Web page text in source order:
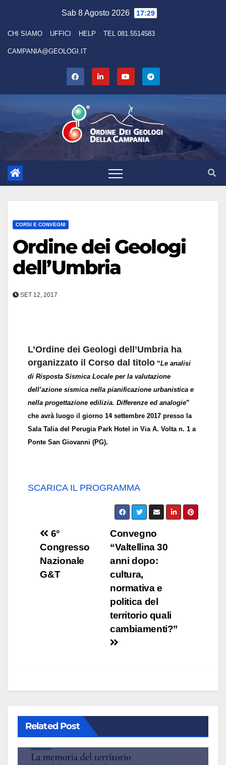
content
Sab 8 Agosto 2026 17:29
CHI SIAMO UFFICI HELP TEL 081.5514583
CAMPANIA@GEOLOGI.IT
CORSI E CONVEGNI
Ordine dei Geologi
dell’Umbria
SET 12, 2017
L’Ordine dei Geologi dell’Umbria ha
organizzato il Corso dal titolo “Le analisi
di Risposta Sismica Locale per la valutazione
dell’azione sismica nella pianificazione urbanistica e
nella progettazione edilizia. Differenze ed analogie”
che avrà luogo il giorno 14 settembre 2017 presso la
Sala Talia del Perugia Park Hotel in Via A. Volta n. 1 a
Ponte San Giovanni (PG).
SCARICA IL PROGRAMMA
Navigazione
articoli
Convegno
“Valtellina 30
anni dopo:
cultura,
normativa e
politica del
territorio quali
cambiamenti?”
6°
Congresso
Nazionale
G&T
Related Post